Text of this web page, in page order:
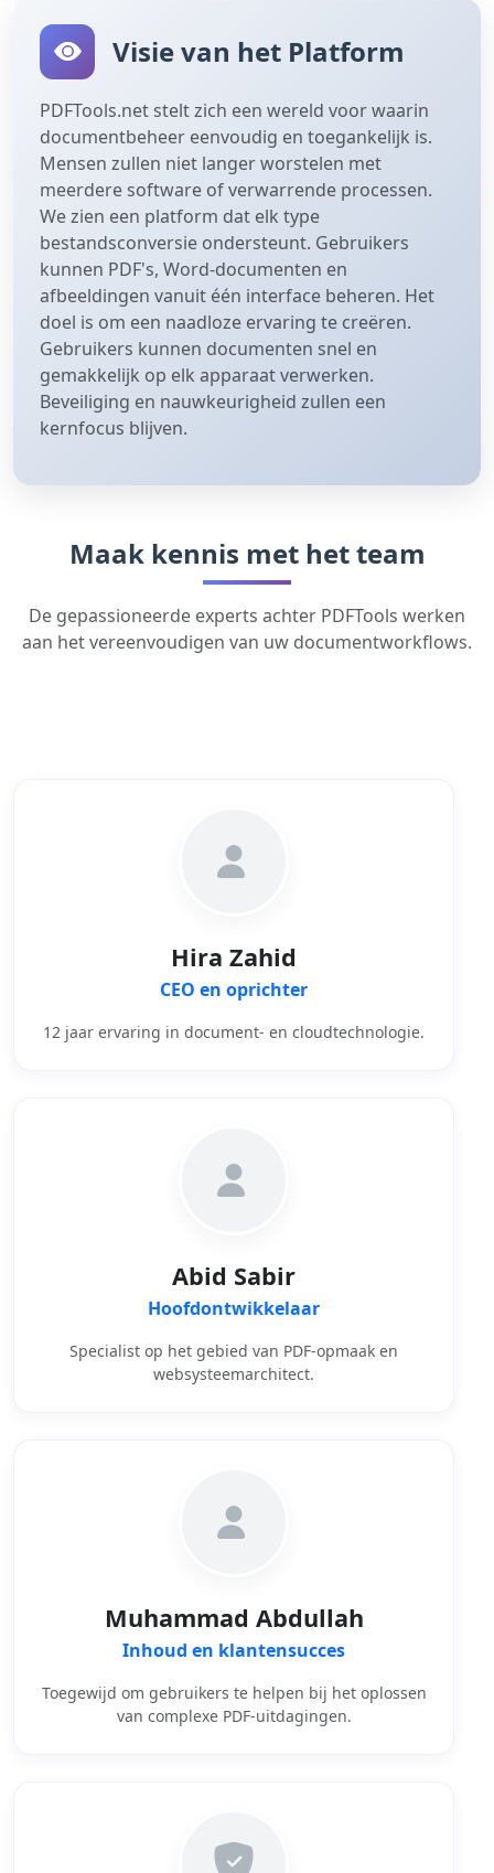
Visie van het Platform
PDFTools.net stelt zich een wereld voor waarin
documentbeheer eenvoudig en toegankelijk is.
Mensen zullen niet langer worstelen met
meerdere software of verwarrende processen.
We zien een platform dat elk type
bestandsconversie ondersteunt. Gebruikers
kunnen PDF's, Word-documenten en
afbeeldingen vanuit één interface beheren. Het
doel is om een ​​naadloze ervaring te creëren.
Gebruikers kunnen documenten snel en
gemakkelijk op elk apparaat verwerken.
Beveiliging en nauwkeurigheid zullen een
kernfocus blijven.
Maak kennis met het team
De gepassioneerde experts achter PDFTools werken
aan het vereenvoudigen van uw documentworkflows.
Hira Zahid
CEO en oprichter
12 jaar ervaring in document- en cloudtechnologie.
Abid Sabir
Hoofdontwikkelaar
Specialist op het gebied van PDF-opmaak en
websysteemarchitect.
Muhammad Abdullah
Inhoud en klantensucces
Toegewijd om gebruikers te helpen bij het oplossen
van complexe PDF-uitdagingen.